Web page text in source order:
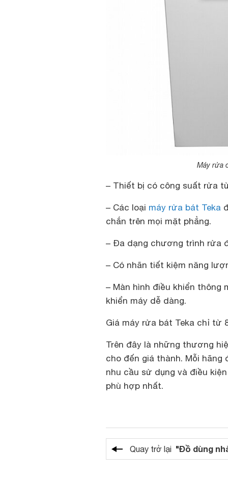
Máy rửa
– Thiết bị có công suất rửa
– Các loại máy rửa bát Teka
chắn trên mọi mặt phẳng.
– Đa dạng chương trình rửa
– Có nhãn tiết kiệm năng
– Màn hình điều khiển thông
khiển máy dễ dàng.
Giá máy rửa bát Teka chỉ từ
Trên đây là những thương
cho đến giá thành. Mỗi
nhu cầu sử dụng và điều
phù hợp nhất.
Quay trở lại "Đồ dùng